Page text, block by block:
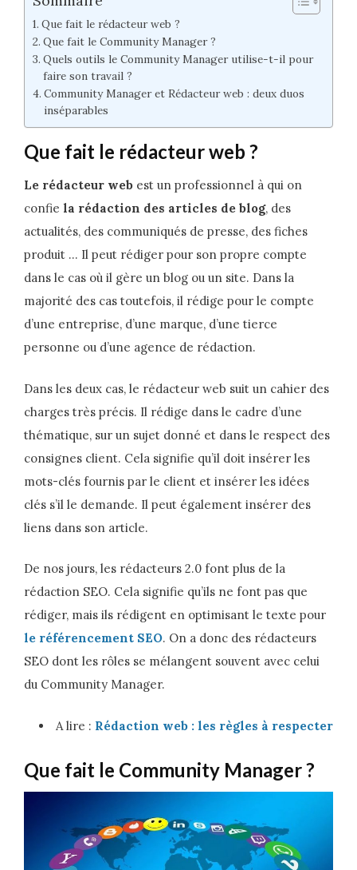
Que fait le rédacteur web ?
Que fait le Community Manager ?
Quels outils le Community Manager utilise-t-il pour
faire son travail ?
Community Manager et Rédacteur web : deux duos
inséparables
Que fait le rédacteur web ?
Le rédacteur web est un professionnel à qui on
confie la rédaction des articles de blog, des
actualités, des communiqués de presse, des fiches
produit … Il peut rédiger pour son propre compte
dans le cas où il gère un blog ou un site. Dans la
majorité des cas toutefois, il rédige pour le compte
d’une entreprise, d’une marque, d’une tierce
personne ou d’une agence de rédaction.
Dans les deux cas, le rédacteur web suit un cahier des
charges très précis. Il rédige dans le cadre d’une
thématique, sur un sujet donné et dans le respect des
consignes client. Cela signifie qu’il doit insérer les
mots-clés fournis par le client et insérer les idées
clés s’il le demande. Il peut également insérer des
liens dans son article.
De nos jours, les rédacteurs 2.0 font plus de la
rédaction SEO. Cela signifie qu’ils ne font pas que
rédiger, mais ils rédigent en optimisant le texte pour
le référencement SEO. On a donc des rédacteurs
SEO dont les rôles se mélangent souvent avec celui
du Community Manager.
A lire : Rédaction web : les règles à respecter
Que fait le Community Manager ?